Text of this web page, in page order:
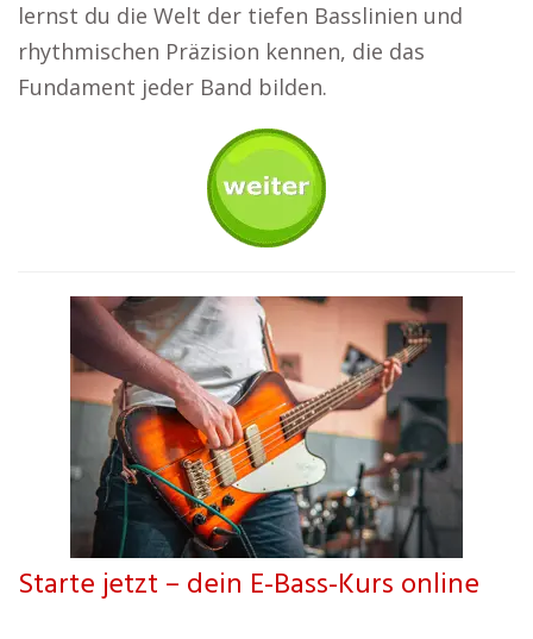
lernst du die Welt der tiefen Basslinien und
rhythmischen Präzision kennen, die das
Fundament jeder Band bilden.
Starte jetzt – dein E-Bass-Kurs online